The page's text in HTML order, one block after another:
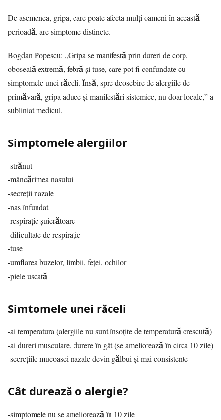
De asemenea, gripa, care poate afecta mulți oameni în această
perioadă, are simptome distincte.
Bogdan Popescu: „Gripa se manifestă prin dureri de corp,
oboseală extremă, febră și tuse, care pot fi confundate cu
simptomele unei răceli. Însă, spre deosebire de alergiile de
primăvară, gripa aduce și manifestări sistemice, nu doar locale,” a
subliniat medicul.
Simptomele alergiilor
-strănut
-mâncărimea nasului
-secreţii nazale
-nas înfundat
-respiraţie şuierătoare
-dificultate de respiraţie
-tuse
-umflarea buzelor, limbii, feţei, ochilor
-piele uscată
Simtomele unei răceli
-ai temperatura (alergiile nu sunt însoţite de temperatură crescută)
-ai dureri musculare, durere în gât (se ameliorează în circa 10 zile)
-secreţiile mucoasei nazale devin gălbui şi mai consistente
Cât durează o alergie?
-simptomele nu se ameliorează în 10 zile